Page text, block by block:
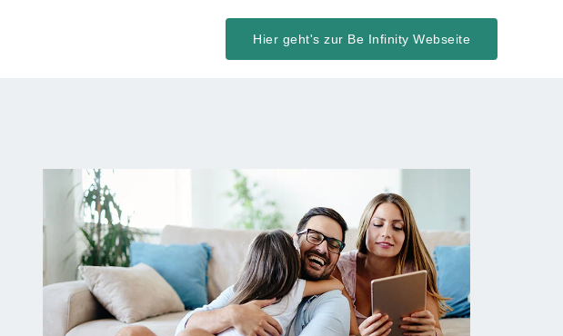
Hier geht's zur Be Infinity Webseite